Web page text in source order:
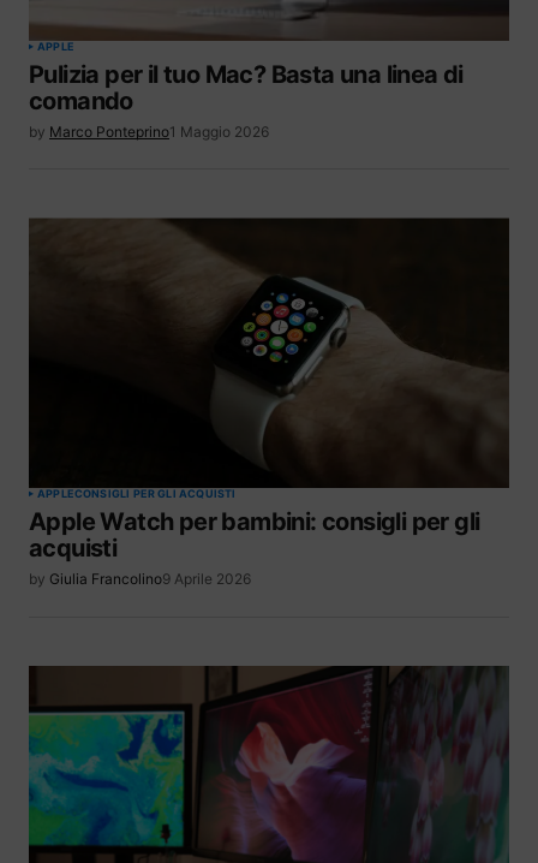
APPLE
Pulizia per il tuo Mac? Basta una linea di
comando
by Marco Ponteprino1 Maggio 2026
APPLECONSIGLI PER GLI ACQUISTI
Apple Watch per bambini: consigli per gli
acquisti
by Giulia Francolino9 Aprile 2026